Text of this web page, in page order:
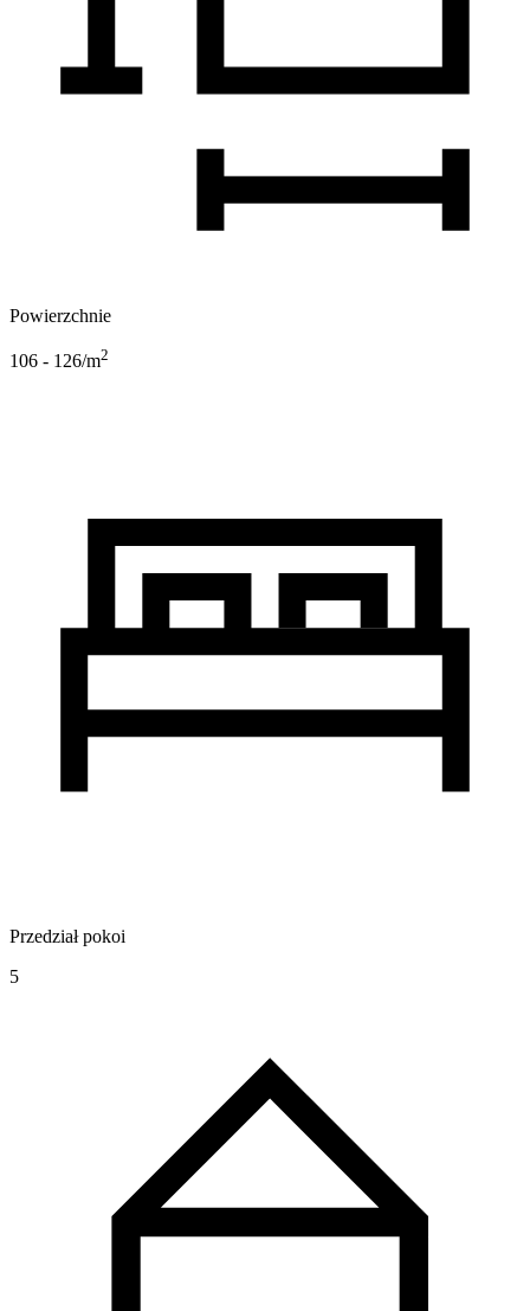
Powierzchnie
106 - 126/m2
Przedział pokoi
5